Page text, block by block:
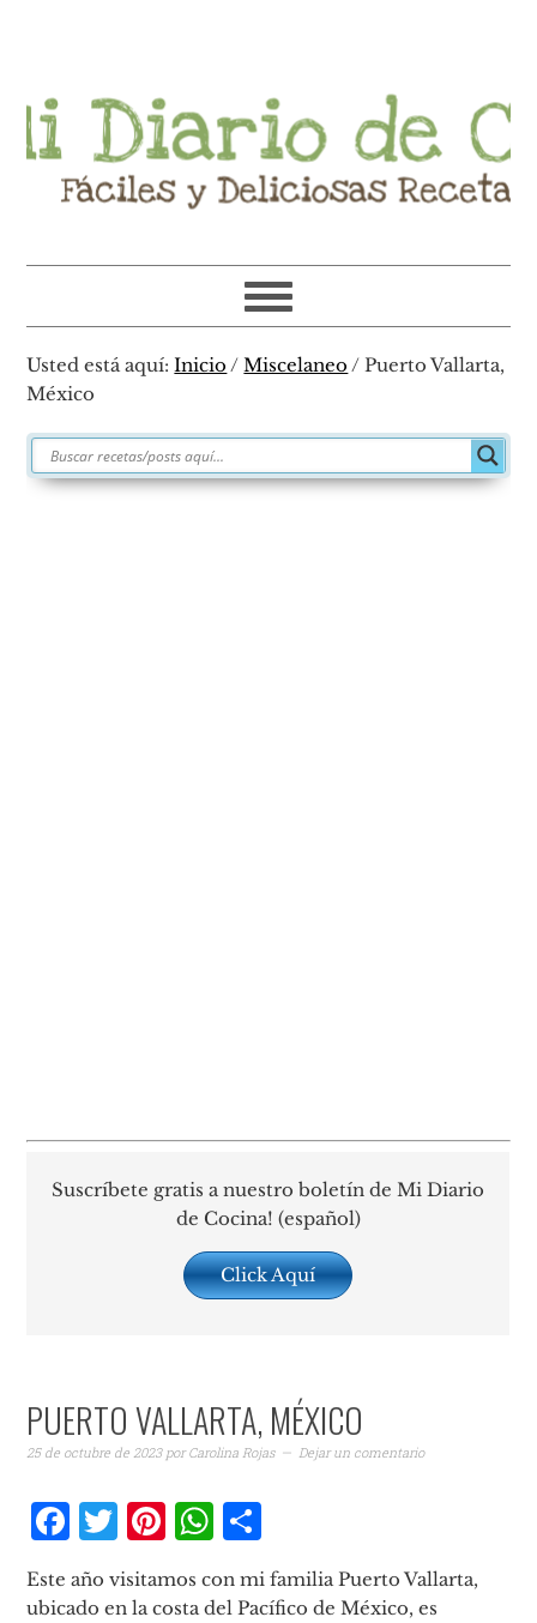
principal
principal
barra
lateral
primaria
de
página
Usted está aquí:Inicio / Miscelaneo / Puerto Vallarta,
México
Suscríbete gratis a nuestro boletín de Mi Diario
de Cocina! (español)
Click Aquí
PUERTO VALLARTA, MÉXICO
25 de octubre de 2023porCarolina Rojas Dejar un comentario
Facebook
Twitter
Pinterest
WhatsApp
Este año visitamos con mi familia Puerto Vallarta,
ubicado en la costa del Pacífico de México, es